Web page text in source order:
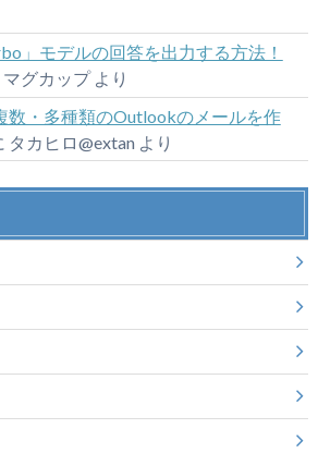
」モデルの回答を出力する方法！
マグカップより
数・多種類のOutlookのメールを作
タカヒロ@extan より